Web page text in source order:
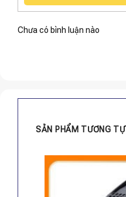
Chưa có bình luận nào
SẢN PHẨM TƯƠNG TỰ